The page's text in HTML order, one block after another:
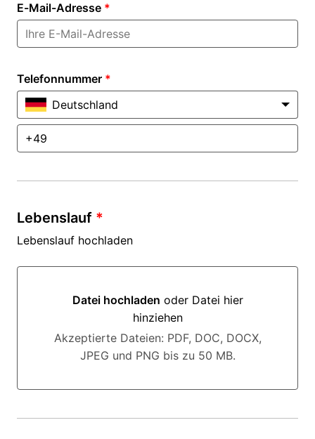
E-Mail-Adresse *
Telefonnummer *
Deutschland
Lebenslauf *
Lebenslauf hochladen
Datei hochladen oder Datei hier
hinziehen
Datei hochladen oder Datei hier hinziehen
Akzeptierte Dateien: PDF, DOC, DOCX,
JPEG und PNG bis zu 50 MB.